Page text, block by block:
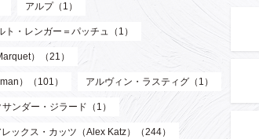
アルプ（1）
ト・レンガー＝パッチュ（1）
）（21）
）（101） アルヴィン・ラスティグ（1）
ンダー・ジラード（1）
レックス・カッツ（Alex Katz）（244）